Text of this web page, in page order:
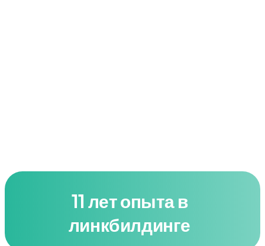
11 лет опыта в
линкбилдинге